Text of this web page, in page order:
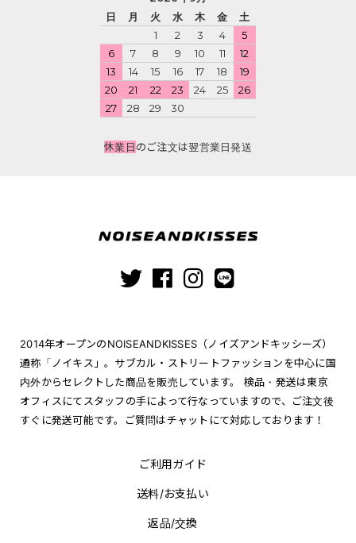
日
月 火 水 木 金
土
1
2 3 4
5
6
7 8 9 10 11
12
13
14 15 16 17 18
19
20
21 22 23 24 25
26
27
28 29 30
休業日のご注文は翌営業日発送
2014年オープンのNOISEANDKISSES（ノイズアンドキッシーズ）
通称「ノイキス」。サブカル・ストリートファッションを中心に国
内外からセレクトした商品を販売しています。 検品・発送は東京
オフィスにてスタッフの手によって行なっていますので、ご注文後
すぐに発送可能です。ご質問はチャットにて対応しております！
ご利用ガイド
送料/お支払い
返品/交換